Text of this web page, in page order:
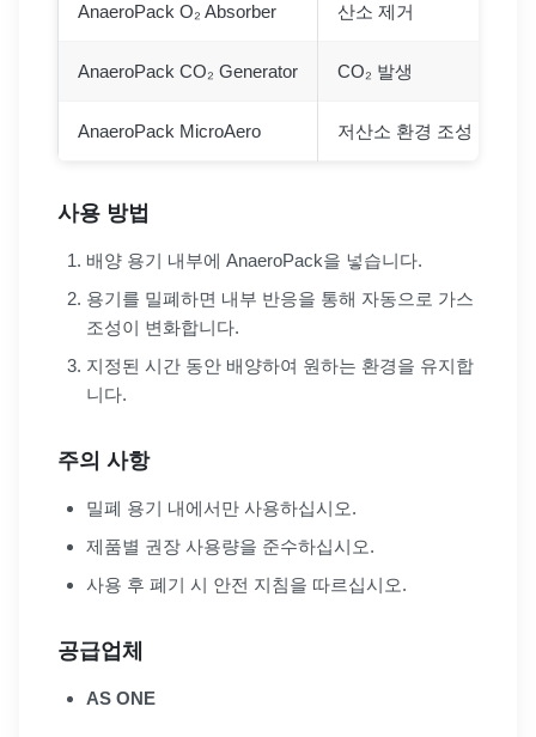
AnaeroPack O₂ Absorber 산소 제거
AnaeroPack CO₂ Generator CO₂ 발생
AnaeroPack MicroAero 저산소 환경 조성
사용 방법
배양 용기 내부에 AnaeroPack을 넣습니다.
용기를 밀폐하면 내부 반응을 통해 자동으로 가스
조성이 변화합니다.
지정된 시간 동안 배양하여 원하는 환경을 유지합
니다.
주의 사항
밀폐 용기 내에서만 사용하십시오.
제품별 권장 사용량을 준수하십시오.
사용 후 폐기 시 안전 지침을 따르십시오.
공급업체
AS ONE